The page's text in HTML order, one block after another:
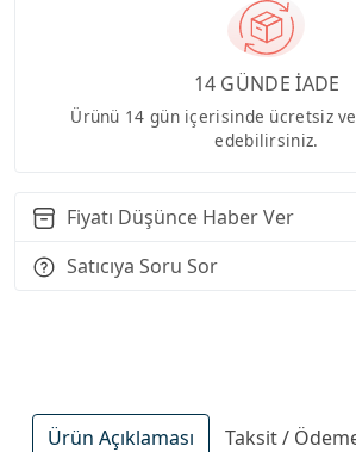
14 GÜNDE İADE
Ürünü 14 gün içerisinde ücretsiz
edebilirsiniz.
Fiyatı Düşünce Haber Ver
Satıcıya Soru Sor
Ürün Açıklaması Taksit /